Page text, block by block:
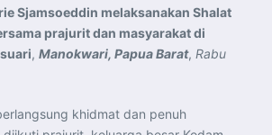
Sjamsoeddin melaksanakan Shalat
prajurit dan masyarakat di
, Manokwari, Papua Barat, Rabu
khidmat dan penuh